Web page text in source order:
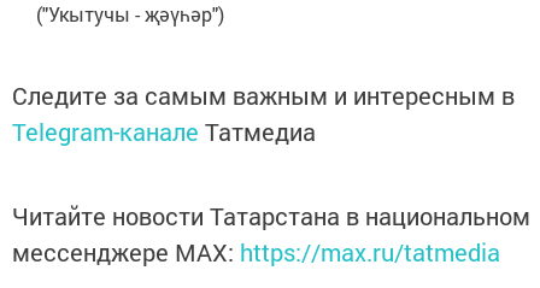
("Укытучы - җәүһәр")
Следите за самым важным и интересным в
Telegram-канале Татмедиа
Читайте новости Татарстана в национальном
мессенджере MАХ: https://max.ru/tatmedia